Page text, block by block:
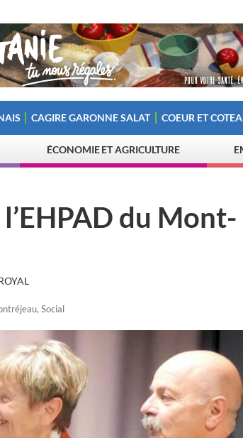
CAGIRE GARONNE SALAT COEUR ET
ÉCONOMIE ET AGRICULTURE
du Mont-
, Social